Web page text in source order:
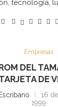
tecnología,
Empresas
DEL
DE
16
1999